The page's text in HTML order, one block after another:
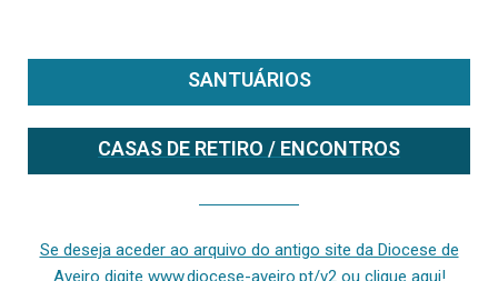
SANTUÁRIOS
CASAS DE RETIRO / ENCONTROS
Se deseja aceder ao arquivo do antigo site da Diocese de
Aveiro digite www.diocese-aveiro.pt/v2 ou clique aqui!